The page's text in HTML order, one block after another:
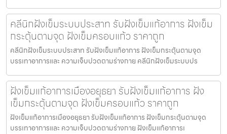
คลีนิกฝังเข็มระบบประสาท รับฝังเข็มแก้อาการ ฝังเข็ม
กระตุ้นตามจุด ฝังเข็มครอบแก้ว ราคาถูก
คลีนิกฝังเข็มระบบประสาท รับฝังเข็มแก้อาการ ฝังเข็มกระตุ้นตามจุด
บรรเทาอาการและ ความเจ็บปวดตามร่างกาย คลีนิกฝังเข็มระบบปร
ฝังเข็มแก้อาการเมืองอยุธยา รับฝังเข็มแก้อาการ ฝัง
เข็มกระตุ้นตามจุด ฝังเข็มครอบแก้ว ราคาถูก
ฝังเข็มแก้อาการเมืองอยุธยา รับฝังเข็มแก้อาการ ฝังเข็มกระตุ้นตามจุด
บรรเทาอาการและ ความเจ็บปวดตามร่างกาย ฝังเข็มแก้อาการเ